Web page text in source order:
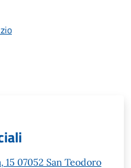
15 07052 San Teodoro